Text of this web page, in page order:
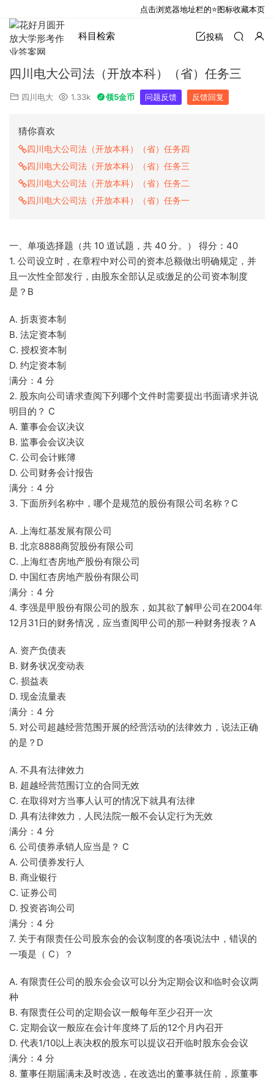
科目检索 投稿
四川电大公司法（开放本科）（省）任务三
四川电大 1.33k 领5金币 问题反馈 反馈回复
猜你喜欢
四川电大公司法（开放本科）（省）任务四
四川电大公司法（开放本科）（省）任务三
四川电大公司法（开放本科）（省）任务二
四川电大公司法（开放本科）（省）任务一
一、单项选择题（共 10 道试题，共 40 分。） 得分：40
1. 公司设立时，在章程中对公司的资本总额做出明确规定，并
且一次性全部发行，由股东全部认足或缴足的公司资本制度
是？B
A. 折衷资本制
B. 法定资本制
C. 授权资本制
D. 约定资本制
满分：4 分
2. 股东向公司请求查阅下列哪个文件时需要提出书面请求并说
明目的？ C
A. 董事会会议决议
B. 监事会会议决议
C. 公司会计账簿
D. 公司财务会计报告
满分：4 分
3. 下面所列名称中，哪个是规范的股份有限公司名称？C
A. 上海红基发展有限公司
B. 北京8888商贸股份有限公司
C. 上海红杏房地产股份有限公司
D. 中国红杏房地产股份有限公司
满分：4 分
4. 李强是甲股份有限公司的股东，如其欲了解甲公司在2004年
12月31日的财务情况，应当查阅甲公司的那一种财务报表？A
A. 资产负债表
B. 财务状况变动表
C. 损益表
D. 现金流量表
满分：4 分
5. 对公司超越经营范围开展的经营活动的法律效力，说法正确
的是？D
A. 不具有法律效力
B. 超越经营范围订立的合同无效
C. 在取得对方当事人认可的情况下就具有法律
D. 具有法律效力，人民法院一般不会认定行为无效
满分：4 分
6. 公司债券承销人应当是？ C
A. 公司债券发行人
B. 商业银行
C. 证券公司
D. 投资咨询公司
满分：4 分
7. 关于有限责任公司股东会的会议制度的各项说法中，错误的
一项是（ C）？
A. 有限责任公司的股东会会议可以分为定期会议和临时会议两
种
B. 有限责任公司的定期会议一般每年至少召开一次
C. 定期会议一般应在会计年度终了后的12个月内召开
D. 代表1/10以上表决权的股东可以提议召开临时股东会会议
满分：4 分
8. 董事任期届满未及时改选，在改选出的董事就任前，原董事
点击浏览器地址栏的⭐图标收藏本页